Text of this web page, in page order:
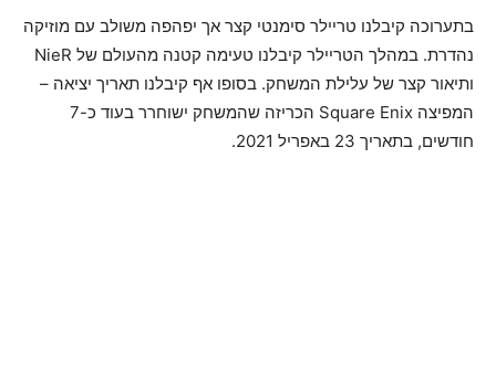
בתערוכה קיבלנו טריילר סימנטי קצר אך יפהפה משולב עם מוזיקה
נהדרת. במהלך הטריילר קיבלנו טעימה קטנה מהעולם של NieR
ותיאור קצר של עלילת המשחק. בסופו אף קיבלנו תאריך יציאה –
המפיצה Square Enix הכריזה שהמשחק ישוחרר בעוד כ-7
חודשים, בתאריך 23 באפריל 2021.